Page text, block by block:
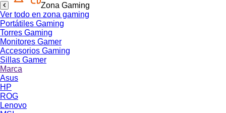
Zona Gaming
Ver todo en zona gaming
Portátiles Gaming
Torres Gaming
Monitores Gamer
Accesorios Gaming
Sillas Gamer
Marca
Asus
HP
ROG
Lenovo